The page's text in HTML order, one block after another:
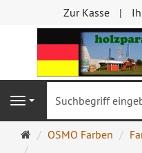
Zur Kasse
Navigation
Startseite
OSMO Farben